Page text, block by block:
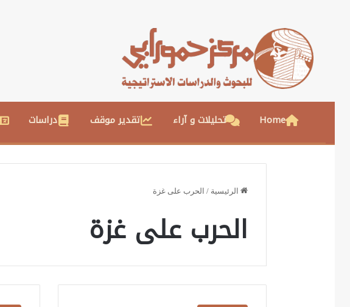
Home تحليلات و آراء تقدير موقف دراسات
الرئيسية / الحرب على غزة
الحرب على غزة